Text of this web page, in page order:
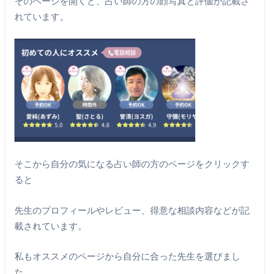
れています。
そこから自分の気になる占い師の方のページをクリックす
ると
先生のプロフィールやレビュー、得意な相談内容などが記
載されています。
私もオススメのページから自分に合った先生を選びまし
た。